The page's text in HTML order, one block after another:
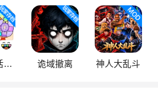
托卡生活：世界 诡域撤离 神人大乱斗